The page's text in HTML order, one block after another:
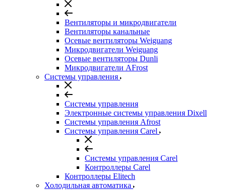
Вентиляторы и микродвигатели
Вентиляторы канальные
Осевые вентиляторы Weiguang
Микродвигатели Weiguang
Осевые вентиляторы Dunli
Микродвигатели AFrost
Системы управления
Системы управления
Электронные системы управления Dixell
Системы управления Afrost
Системы управления Carel
Системы управления Carel
Контроллеры Carel
Контроллеры Elitech
Холодильная автоматика